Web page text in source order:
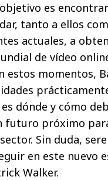
es
tanto a ellos
actuales, a
de vídeo
estos momentos,
dónde y cómo
futuro próximo
Sin duda,
en este nuevo
Walker.